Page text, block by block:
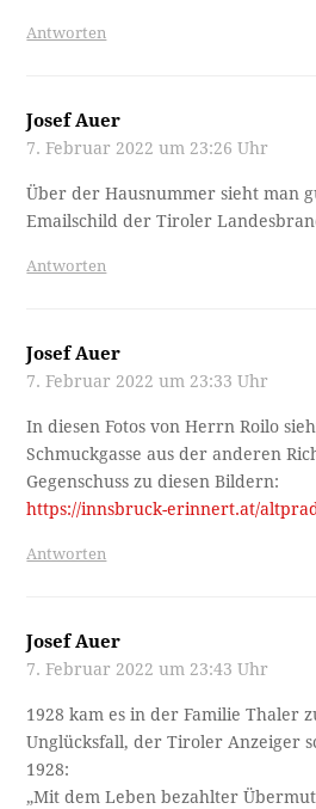
Antworten
Josef Auer
7. Februar 2022 um 23:26 Uhr
Über der Hausnummer sieht man
Emailschild der Tiroler
Antworten
Josef Auer
7. Februar 2022 um 23:33 Uhr
In diesen Fotos von Herrn Roilo
Schmuckgasse aus der anderen
Gegenschuss zu diesen Bildern:
https://innsbruck-erinnert.at/
Antworten
Josef Auer
7. Februar 2022 um 23:43 Uhr
1928 kam es in der Familie Thaler
Unglücksfall, der Tiroler Anzeiger
1928:
„Mit dem Leben bezahlter